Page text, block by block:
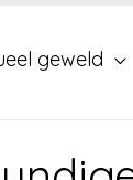
geweld